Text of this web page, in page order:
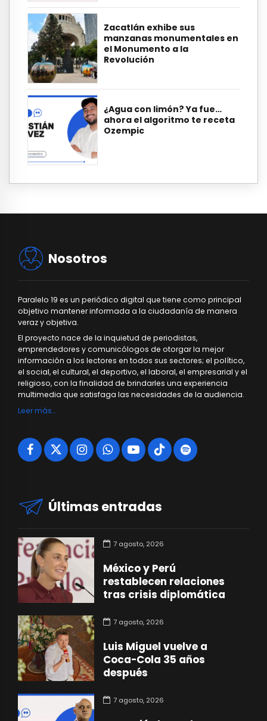
Zacatlán exhibe sus
manzanas monumentales en
el Monumento a la
Revolución
¿Agua con limón? Ya fue…
ahora el algoritmo te receta
Ozempic
Nosotros
Paralelo 19 es un periódico digital que tiene como principal
objetivo mantener informada a la ciudadanía de manera
veraz y objetiva.
El proyecto nace de la inquietud de periodistas,
emprendedores y comunicólogos de otorgar la mejor
información a los lectores en todos sus sectores; el político,
el social, el cultural, el deportivo, el laboral, el empresarial y el
religioso, con la finalidad de brindarles una experiencia
multimedia que satisfaga las necesidades de la audiencia.
Leer más…
Últimas entradas
7 agosto, 2026
México y Perú
restablecen relaciones
tras crisis diplomática
7 agosto, 2026
Luis Miguel vuelve a
Coca-Cola 35 años
después
7 agosto, 2026